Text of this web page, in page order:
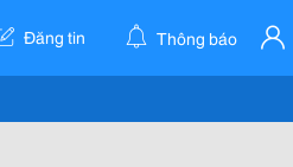
Đăng tin Thông báo